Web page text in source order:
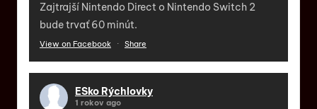
Zajtrajší Nintendo Direct o Nintendo Switch 2
bude trvať 60 minút.
View on Facebook · Share
ESko Rýchlovky
1 rokov ago